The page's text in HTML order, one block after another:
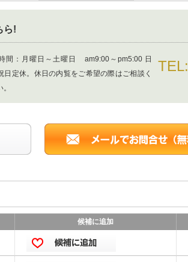
ら!
間： 月曜日～土曜日 am9:00～pm5:00 日
日定休。休日の内覧をご希望の際はご相談く
TEL:
候補に追加